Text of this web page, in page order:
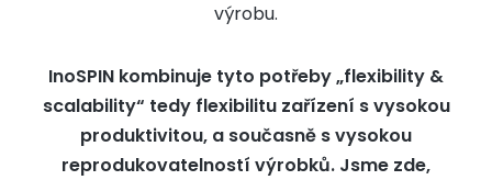
výrobu.
InoSPIN kombinuje tyto potřeby „flexibility &
scalability“ tedy flexibilitu zařízení s vysokou
produktivitou, a současně s vysokou
reprodukovatelností výrobků. Jsme zde,